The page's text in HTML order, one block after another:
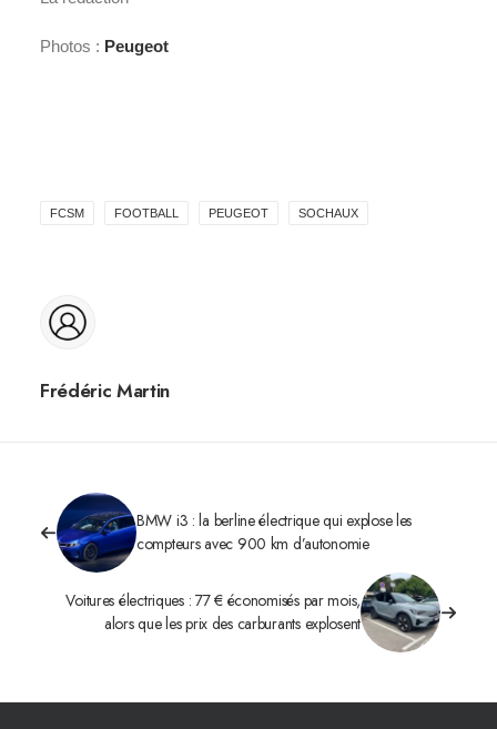
Photos : Peugeot
FCSM FOOTBALL PEUGEOT SOCHAUX
Frédéric Martin
BMW i3 : la berline électrique qui explose les
compteurs avec 900 km d’autonomie
Voitures électriques : 77 € économisés par mois,
alors que les prix des carburants explosent